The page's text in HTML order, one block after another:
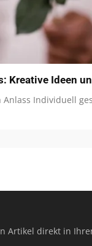
Kreative Ideen
Anlass Individuell
Artikel direkt in